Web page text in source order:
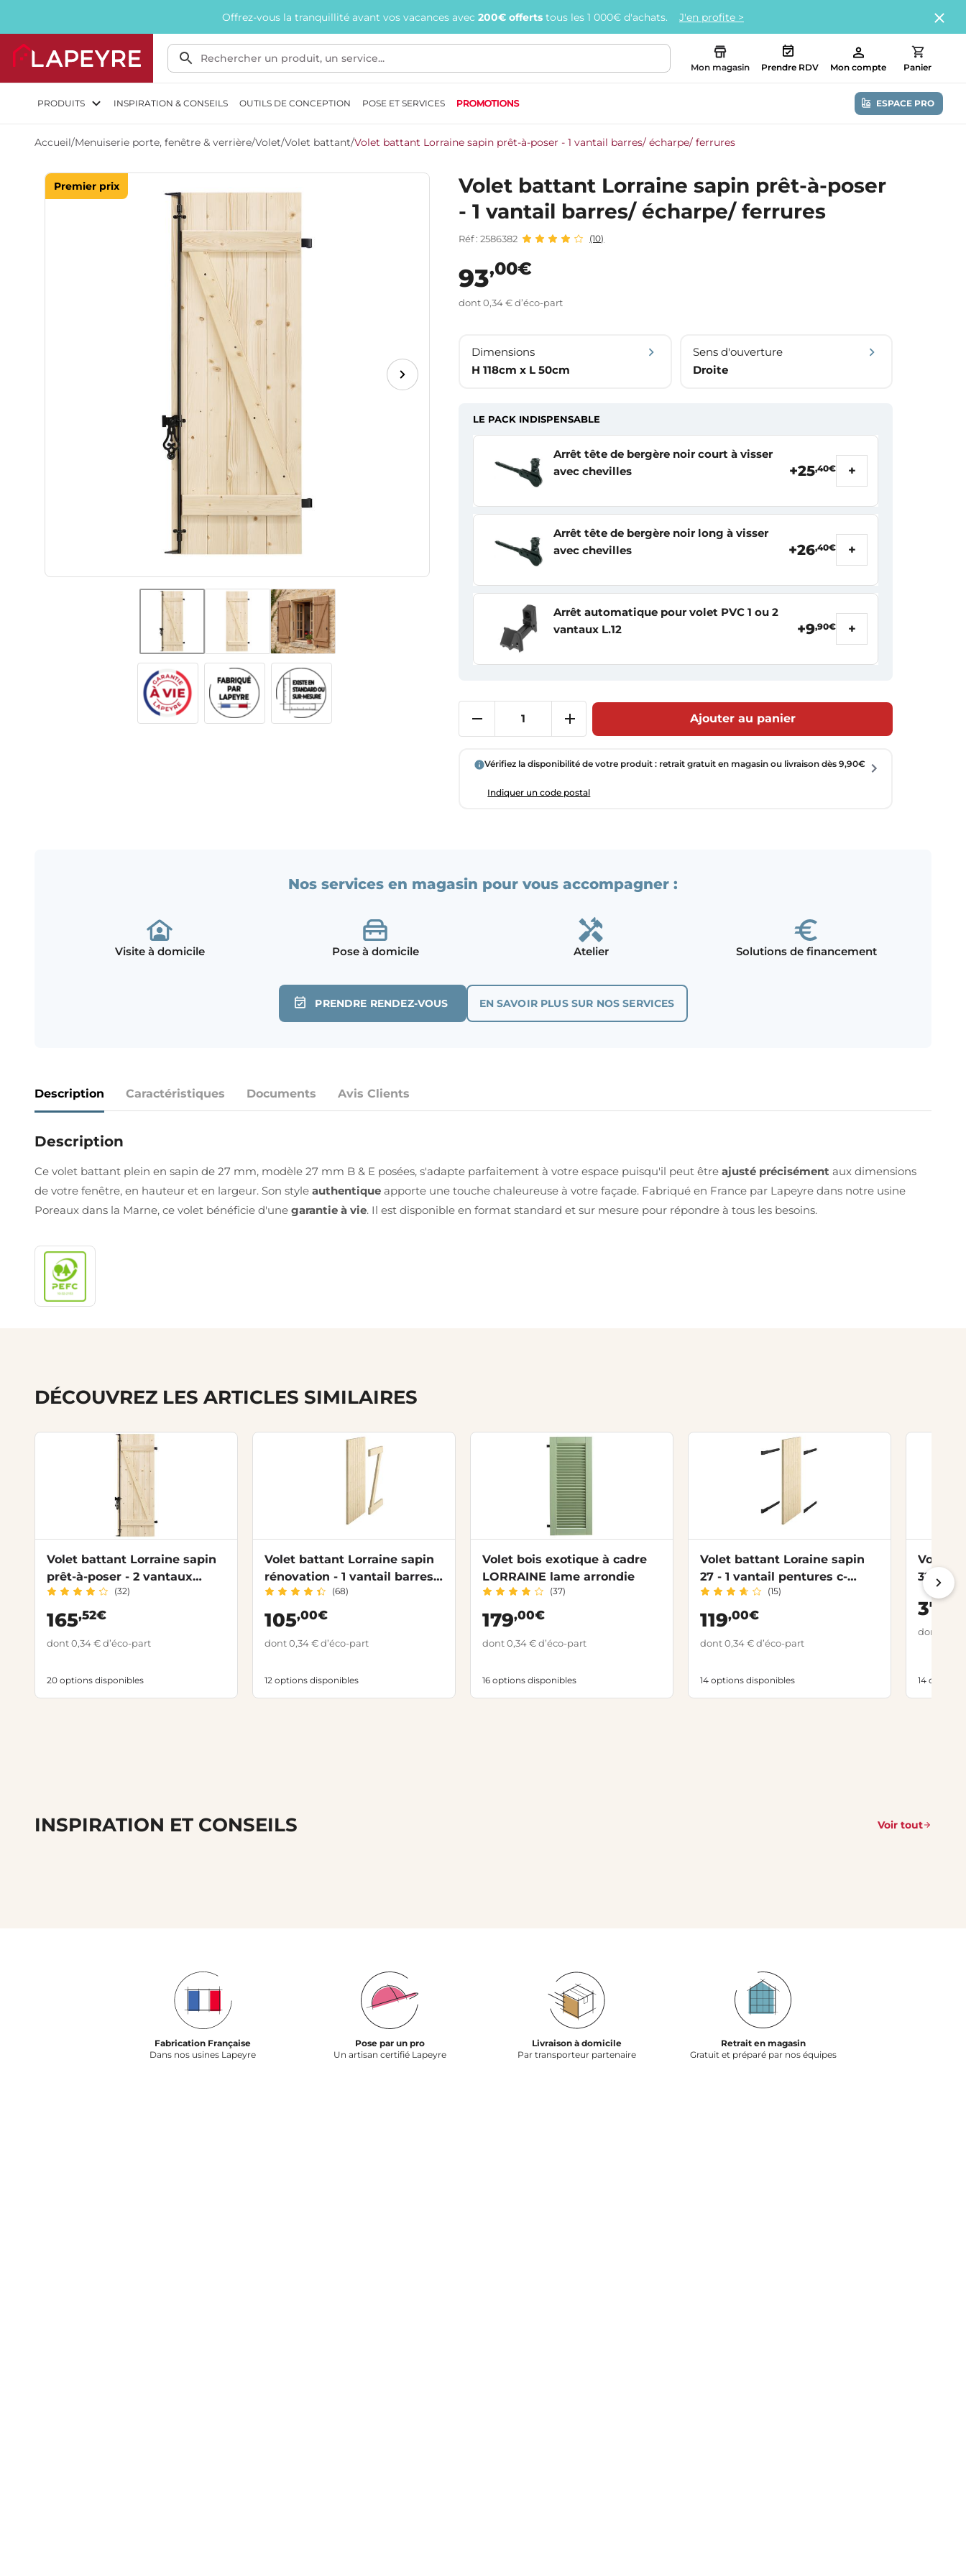
Offrez-vous la tranquillité avant vos vacances avec 200€ offerts tous les 1 000€ d'achats. J'en profite >
Mon magasin Prendre RDV Mon compte Panier
PRODUITS INSPIRATION & CONSEILS OUTILS DE CONCEPTION POSE ET SERVICES PROMOTIONS ESPACE PRO
Accueil/Menuiserie porte, fenêtre & verrière/Volet/Volet battant/Volet battant Lorraine sapin prêt-à-poser - 1 vantail barres/ écharpe/ ferrures
Premier prix
Volet battant Lorraine sapin prêt-à-poser
- 1 vantail barres/ écharpe/ ferrures
Réf : 2586382 (10)
93,00€
dont 0,34 € d’éco-part
Dimensions
H 118cm x L 50cm
Sens d'ouverture
Droite
LE PACK INDISPENSABLE
Arrêt tête de bergère noir court à visser
avec chevilles
+25,40€ +
Arrêt tête de bergère noir long à visser
avec chevilles
+26,40€ +
Arrêt automatique pour volet PVC 1 ou 2
vantaux L.12
+9,90€ +
Ajouter au panier
Vérifiez la disponibilité de votre produit : retrait gratuit en magasin ou livraison dès 9,90€
Indiquer un code postal
Nos services en magasin pour vous accompagner :
Visite à domicile Pose à domicile Atelier Solutions de financement
PRENDRE RENDEZ-VOUS EN SAVOIR PLUS SUR NOS SERVICES
Description Caractéristiques Documents Avis Clients
Description
Ce volet battant plein en sapin de 27 mm, modèle 27 mm B & E posées, s'adapte parfaitement à votre espace puisqu'il peut être ajusté précisément aux dimensions
de votre fenêtre, en hauteur et en largeur. Son style authentique apporte une touche chaleureuse à votre façade. Fabriqué en France par Lapeyre dans notre usine
Poreaux dans la Marne, ce volet bénéficie d'une garantie à vie. Il est disponible en format standard et sur mesure pour répondre à tous les besoins.
DÉCOUVREZ LES ARTICLES SIMILAIRES
Volet battant Lorraine sapin
prêt-à-poser - 2 vantaux
barres/ écharpe/ ferrures
(32)
165,52€
dont 0,34 € d’éco-part
20 options disponibles
Volet battant Lorraine sapin
rénovation - 1 vantail barres/
écharpe
(68)
105,00€
dont 0,34 € d’éco-part
12 options disponibles
Volet bois exotique à cadre
LORRAINE lame arrondie
(37)
179,00€
dont 0,34 € d’éco-part
16 options disponibles
Volet battant Loraine sapin
27 - 1 vantail pentures c-
pentures non posées
(15)
119,00€
dont 0,34 € d’éco-part
14 options disponibles
Volet
32 - 2
375
dont 0,34
14 options
INSPIRATION ET CONSEILS Voir tout
Fabrication Française
Dans nos usines Lapeyre
Pose par un pro
Un artisan certifié Lapeyre
Livraison à domicile
Par transporteur partenaire
Retrait en magasin
Gratuit et préparé par nos équipes